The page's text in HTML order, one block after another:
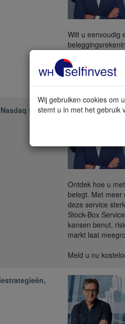
Wilt u eenvoudig
tonen de
bespreken waar
starters die met
Stock-
Ontdek hoe u
belegt. Met meer
deze service
Stock-Box
kansen benut,
markt laat
Meld u nu
Wij gebruiken cookies om
stemt u in met het gebruik